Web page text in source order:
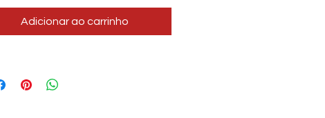
Adicionar ao carrinho